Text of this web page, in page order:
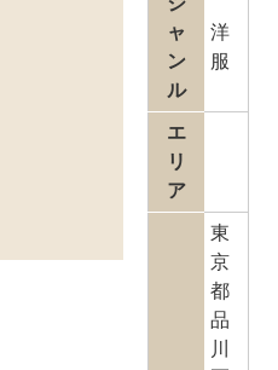
ャ
ン
ル
洋
服
エ
リ
ア
東
京
都
品
川